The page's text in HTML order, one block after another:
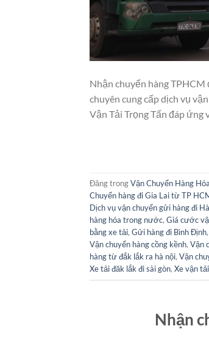
Nhận chuyển hàng
chuyên cung cấp dịch vụ
Vận Tải Trọng Tấn đáp
Đăng trongVận Chuyển Hàng Hóa
Chuyển hàng đi Gia Lai từ TP
Dịch vụ vận chuyển gửi hàng đi
hàng hóa trong nước, Giá cước
bằng xe tải, Gửi hàng đi Bình Định,
Vận chuyển hàng cồng kềnh, Vận
hàng từ đắk lắk ra hà nội, Vận
Xe tải đăk lắk đi sài gòn, Xe vận
Nhận